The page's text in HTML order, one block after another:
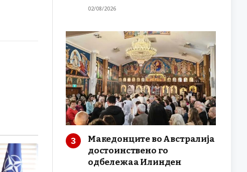
02/08/2026
Македонците во Австралија
достоинствено го
одбележаа Илинден